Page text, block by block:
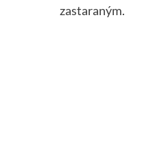
zastaraným.